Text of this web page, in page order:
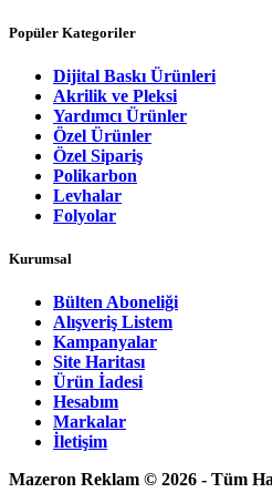
Popüler Kategoriler
Dijital Baskı Ürünleri
Akrilik ve Pleksi
Yardımcı Ürünler
Özel Ürünler
Özel Sipariş
Polikarbon
Levhalar
Folyolar
Kurumsal
Bülten Aboneliği
Alışveriş Listem
Kampanyalar
Site Haritası
Ürün İadesi
Hesabım
Markalar
İletişim
Mazeron Reklam © 2026 - Tüm